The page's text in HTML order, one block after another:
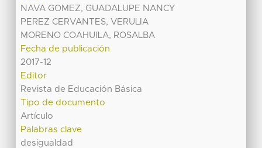
NAVA GOMEZ, GUADALUPE NANCY
PEREZ CERVANTES, VERULIA
MORENO COAHUILA, ROSALBA
Fecha de publicación
2017-12
Editor
Revista de Educación Básica
Tipo de documento
Artículo
Palabras clave
desigualdad